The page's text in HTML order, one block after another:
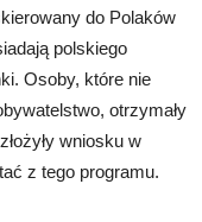
do Polaków
polskiego
Osoby, które nie
otrzymały
wniosku w
z tego programu.